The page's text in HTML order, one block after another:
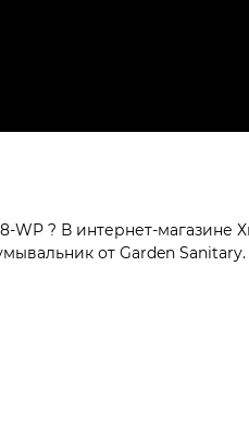
? В интернет-магазине
от Garden